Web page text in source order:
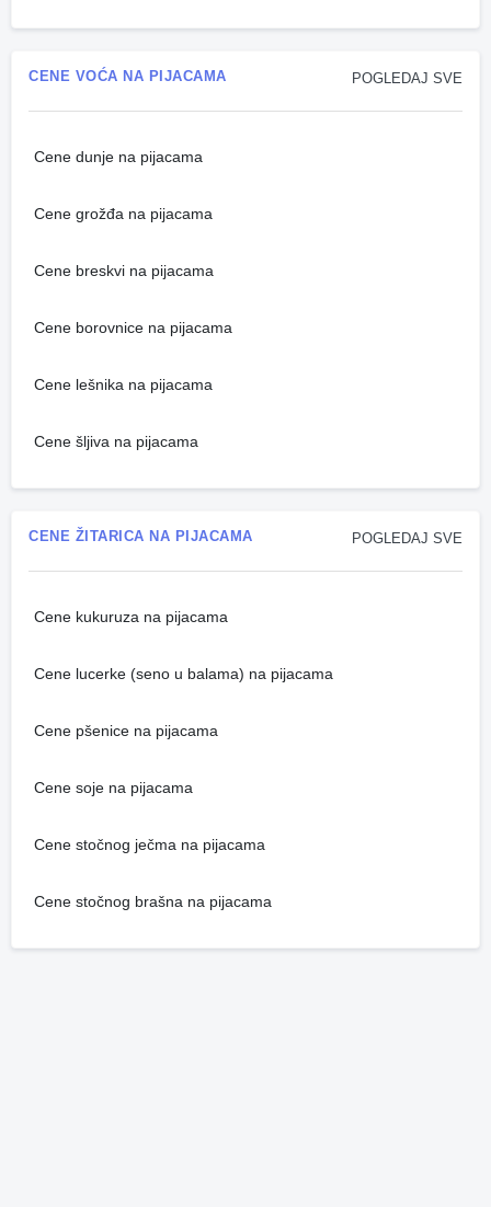
POGLEDAJ SVE
CENE VOĆA NA PIJACAMA
Cene dunje na pijacama
Cene grožđa na pijacama
Cene breskvi na pijacama
Cene borovnice na pijacama
Cene lešnika na pijacama
Cene šljiva na pijacama
POGLEDAJ SVE
CENE ŽITARICA NA PIJACAMA
Cene kukuruza na pijacama
Cene lucerke (seno u balama) na pijacama
Cene pšenice na pijacama
Cene soje na pijacama
Cene stočnog ječma na pijacama
Cene stočnog brašna na pijacama